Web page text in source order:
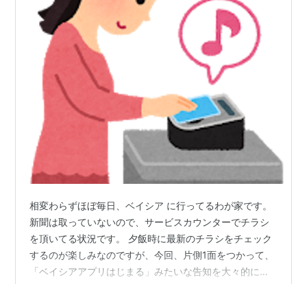
相変わらずほぼ毎日、ベイシア に行ってるわが家です。
新聞は取っていないので、サービスカウンターでチラシ
を頂いてる状況です。 夕飯時に最新のチラシをチェック
するのが楽しみなのですが、今回、片側1面をつかって、
「ベイシアアプリはじまる」みたいな告知を大々的にし